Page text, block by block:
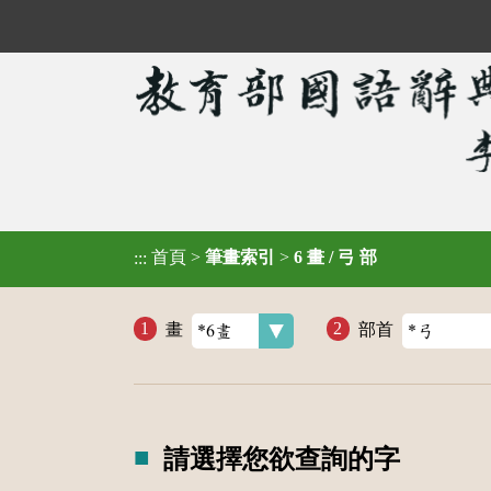
::: 首頁 > 筆畫索引 > 6 畫 / 弓 部
畫 部首
請選擇您欲查詢的字